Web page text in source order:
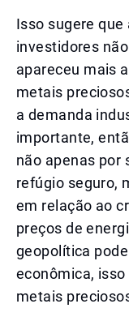
Isso sugere
investidores
apareceu mais
metais
a demanda
importante,
não apenas por
refúgio seguro,
em relação ao
preços de
geopolítica
econômica,
metais